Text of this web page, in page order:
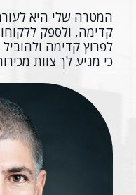
המטרה שלי היא
קדימה, ולספק
לפרוץ קדימה
כי מגיע לך צוות